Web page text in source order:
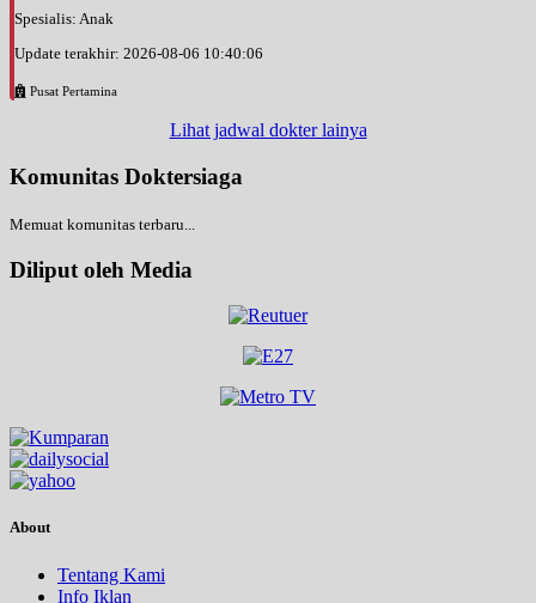
Spesialis: Anak
Update terakhir: 2026-08-06 10:40:06
Pusat Pertamina
Lihat jadwal dokter lainya
Komunitas Doktersiaga
Memuat komunitas terbaru...
Diliput oleh Media
About
Tentang Kami
Info Iklan